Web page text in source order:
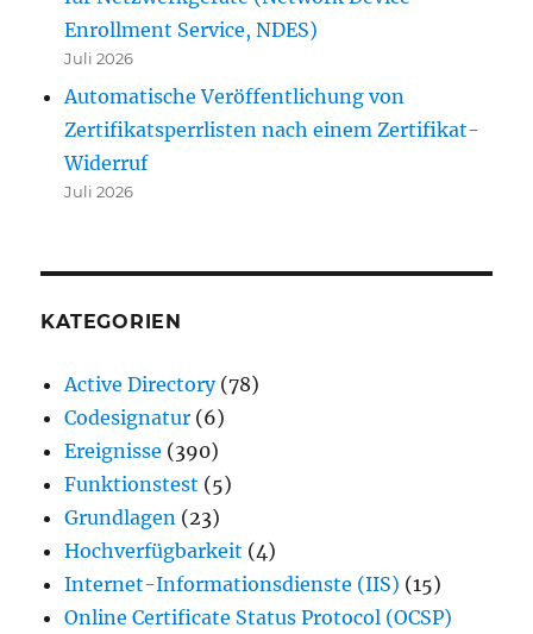
Enrollment Service, NDES)
Juli 2026
Automatische Veröffentlichung von
Zertifikatsperrlisten nach einem Zertifikat-
Widerruf
Juli 2026
KATEGORIEN
Active Directory(78)
Codesignatur (6)
Ereignisse (390)
Funktionstest (5)
Grundlagen (23)
Hochverfügbarkeit (4)
Internet-Informationsdienste (IIS) (15)
Online Certificate Status Protocol (OCSP)